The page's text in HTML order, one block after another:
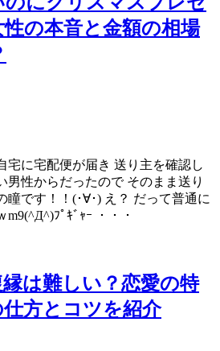
の本音と金額の相場
宅に宅配便が届き 送り主を確認し
男性からだったので そのまま送り
瞳です！！(･∀･) え？ だって普通に
ﾌﾟｷﾞｬｰ ・・・
は難しい？恋愛の特
方とコツを紹介